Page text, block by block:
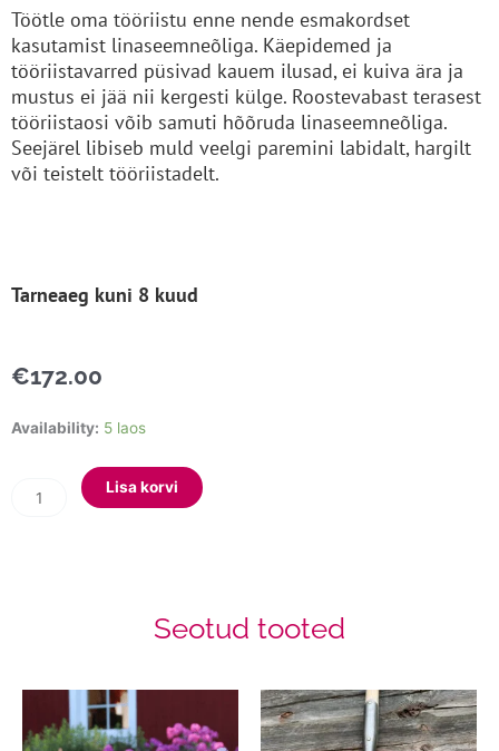
Töötle oma tööriistu enne nende esmakordset
kasutamist linaseemneõliga. Käepidemed ja
tööriistavarred püsivad kauem ilusad, ei kuiva ära ja
mustus ei jää nii kergesti külge. Roostevabast terasest
tööriistaosi võib samuti hõõruda linaseemneõliga.
Seejärel libiseb muld veelgi paremini labidalt, hargilt
või teistelt tööriistadelt.
Tarneaeg kuni 8 kuud
€172.00
Availability: 5 laos
Terava
osjalabidas
kogus
Lisa korvi
Seotud tooted